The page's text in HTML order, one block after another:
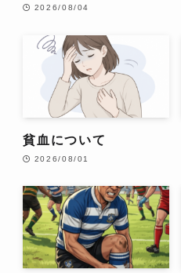
2026/08/04
貧血について
2026/08/01